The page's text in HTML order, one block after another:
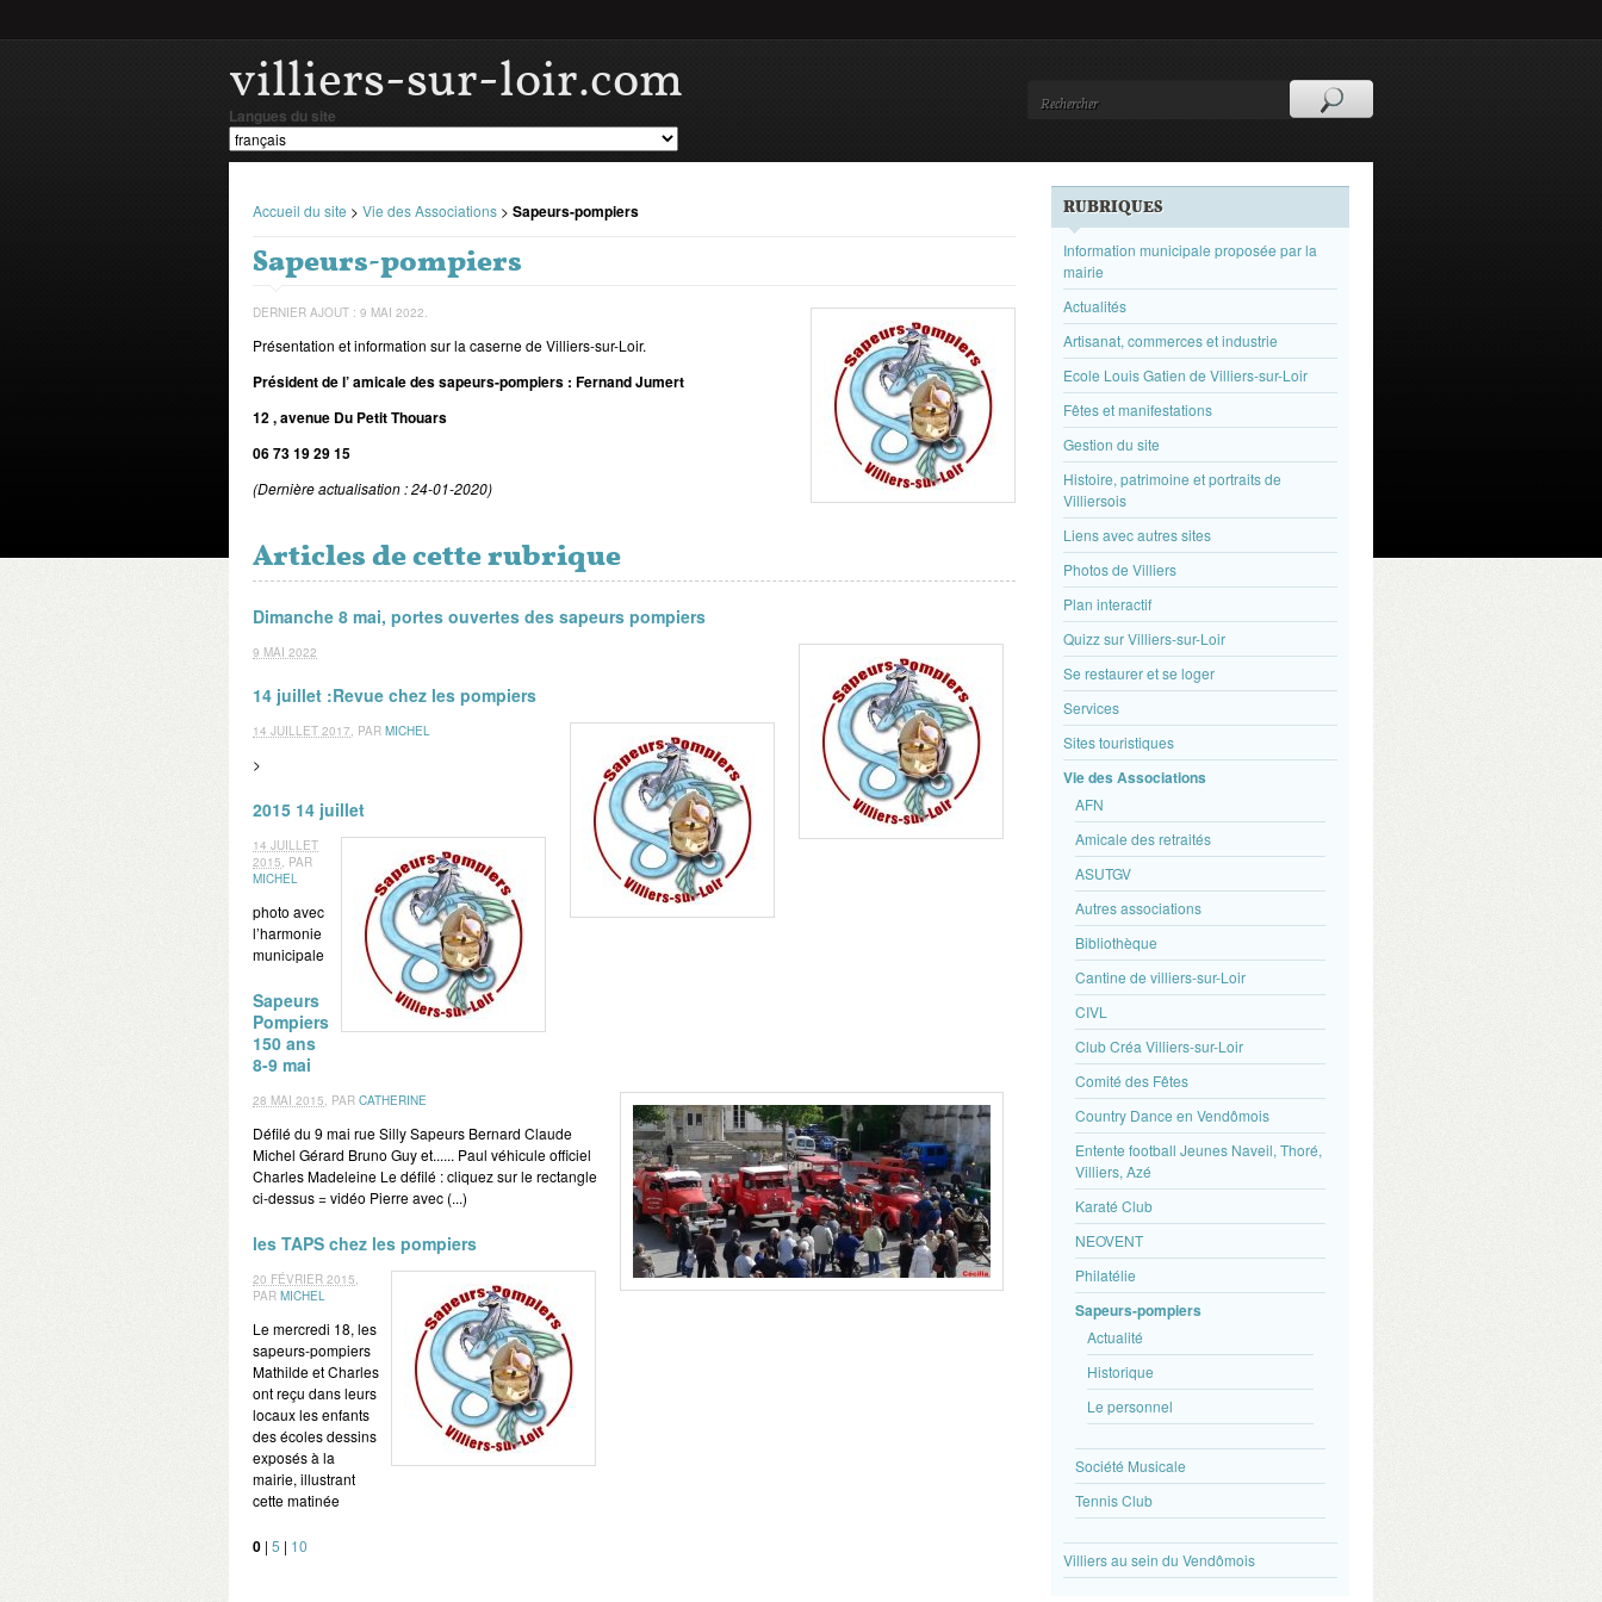
villiers-sur-loir.com
Langues du site
Accueil du site > Vie des Associations > Sapeurs-pompiers
Sapeurs-pompiers
DERNIER AJOUT : 9 MAI 2022.
Présentation et information sur la caserne de Villiers-sur-Loir.
Président de l’ amicale des sapeurs-pompiers : Fernand Jumert
12 , avenue Du Petit Thouars
06 73 19 29 15
(Dernière actualisation : 24-01-2020)
Articles de cette rubrique
Dimanche 8 mai, portes ouvertes des sapeurs pompiers
9 MAI 2022
14 juillet :Revue chez les pompiers
14 JUILLET 2017, PAR MICHEL
>
2015 14 juillet
14 JUILLET
2015, PAR
MICHEL
photo avec
l’harmonie
municipale
Sapeurs
Pompiers
150 ans
8-9 mai
28 MAI 2015, PAR CATHERINE
Défilé du 9 mai rue Silly Sapeurs Bernard Claude
Michel Gérard Bruno Guy et...... Paul véhicule officiel
Charles Madeleine Le défilé : cliquez sur le rectangle
ci-dessus = vidéo Pierre avec (...)
les TAPS chez les pompiers
20 FÉVRIER 2015,
PAR MICHEL
Le mercredi 18, les
sapeurs-pompiers
Mathilde et Charles
ont reçu dans leurs
locaux les enfants
des écoles dessins
exposés à la
mairie, illustrant
cette matinée
0 | 5 | 10
RUBRIQUES
Information municipale proposée par la
mairie
Actualités
Artisanat, commerces et industrie
Ecole Louis Gatien de Villiers-sur-Loir
Fêtes et manifestations
Gestion du site
Histoire, patrimoine et portraits de
Villiersois
Liens avec autres sites
Photos de Villiers
Plan interactif
Quizz sur Villiers-sur-Loir
Se restaurer et se loger
Services
Sites touristiques
Vie des Associations
AFN
Amicale des retraités
ASUTGV
Autres associations
Bibliothèque
Cantine de villiers-sur-Loir
CIVL
Club Créa Villiers-sur-Loir
Comité des Fêtes
Country Dance en Vendômois
Entente football Jeunes Naveil, Thoré,
Villiers, Azé
Karaté Club
NEOVENT
Philatélie
Sapeurs-pompiers
Actualité
Historique
Le personnel
Société Musicale
Tennis Club
Villiers au sein du Vendômois